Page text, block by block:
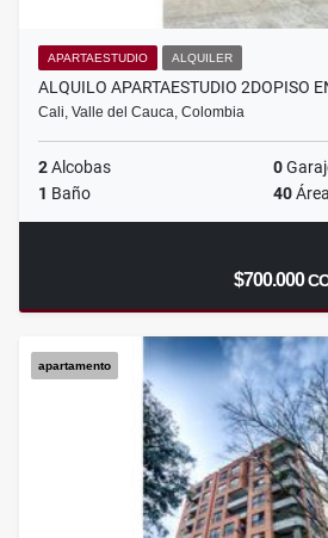
APARTAESTUDIO ALQUILER
ALQUILO APARTAESTUDIO 2DOPISO
Cali, Valle del Cauca, Colombia
2Alcobas 0
1 Baño 40
$700.000
apartamento